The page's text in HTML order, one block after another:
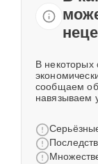
В некоторых
сообщаем об
навязываем